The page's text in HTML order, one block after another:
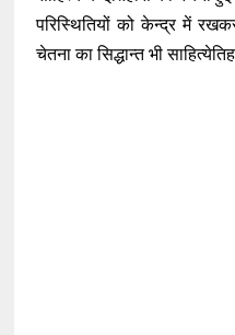
परिस्थितियों को केन्द्र में
चेतना का सिद्धान्त भी